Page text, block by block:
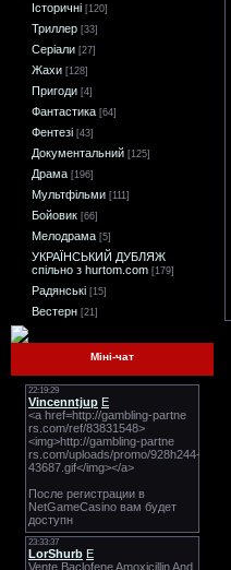
Історичні [120]
Триллер [33]
Серіали [27]
Жахи [128]
Пригоди [4]
Фантастика [64]
Фентезі [43]
Документальний [125]
Драма [196]
Мультфільми [111]
Бойовик [66]
Мелодрама [5]
УКРАЇНСЬКИЙ ДУБЛЯЖ
спільно з hurtom.com [179]
Радянські [15]
Вестерн [21]
Міні-чат